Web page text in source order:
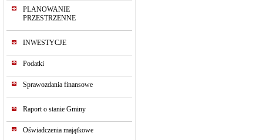
PLANOWANIE
PRZESTRZENNE
INWESTYCJE
Podatki
Sprawozdania finansowe
Raport o stanie Gminy
Oświadczenia majątkowe